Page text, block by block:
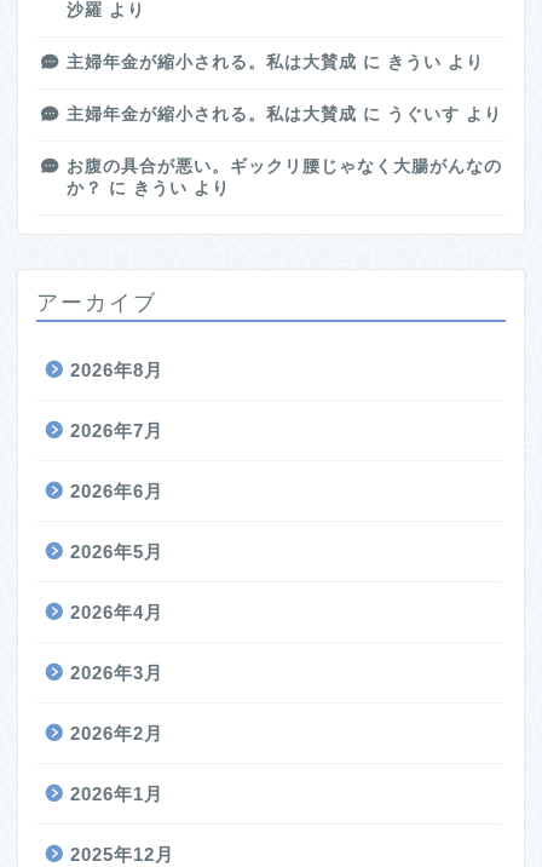
沙羅 より
主婦年金が縮小される。私は大賛成 に きうい より
主婦年金が縮小される。私は大賛成 に うぐいす より
お腹の具合が悪い。ギックリ腰じゃなく大腸がんなの
か？
に きうい より
アーカイブ
2026年8月
2026年7月
2026年6月
2026年5月
2026年4月
2026年3月
2026年2月
2026年1月
2025年12月